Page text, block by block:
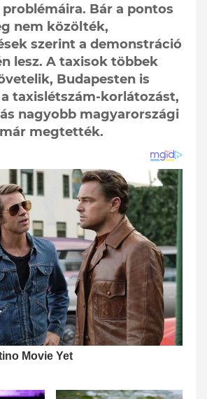
Bár a pontos
nem közölték,
szerint a demonstráció
lesz. A taxisok többek
Budapesten is
taxislétszám-korlátozást,
nagyobb magyarországi
megtették.